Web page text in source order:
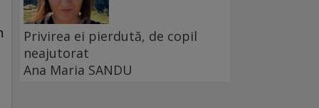
Privirea ei pierdută, de copil
neajutorat
Ana Maria SANDU